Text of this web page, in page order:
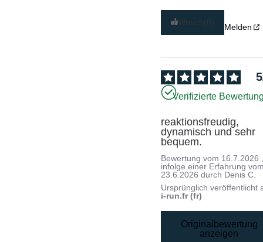
Hilfreich(0) Melden
5
Verifizierte
reaktionsfreudig,
dynamisch und sehr
bequem.
Bewertung vom 16.7.2026
infolge einer Erfahrung
23.6.2026 durch Denis C.
Ursprünglich veröffentlicht
i-run.fr (fr)
Originalbewertung
anzeigen